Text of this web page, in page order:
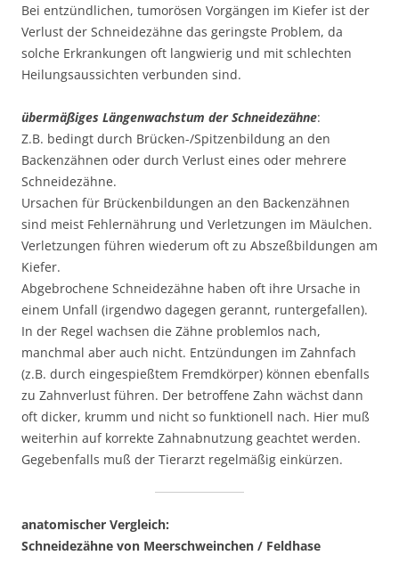
Bei entzündlichen, tumorösen Vorgängen im Kiefer ist der
Verlust der Schneidezähne das geringste Problem, da
solche Erkrankungen oft langwierig und mit schlechten
Heilungsaussichten verbunden sind.
übermäßiges Längenwachstum der Schneidezähne:
Z.B. bedingt durch Brücken-/Spitzenbildung an den
Backenzähnen oder durch Verlust eines oder mehrere
Schneidezähne.
Ursachen für Brückenbildungen an den Backenzähnen
sind meist Fehlernährung und Verletzungen im Mäulchen.
Verletzungen führen wiederum oft zu Abszeßbildungen am
Kiefer.
Abgebrochene Schneidezähne haben oft ihre Ursache in
einem Unfall (irgendwo dagegen gerannt, runtergefallen).
In der Regel wachsen die Zähne problemlos nach,
manchmal aber auch nicht. Entzündungen im Zahnfach
(z.B. durch eingespießtem Fremdkörper) können ebenfalls
zu Zahnverlust führen. Der betroffene Zahn wächst dann
oft dicker, krumm und nicht so funktionell nach. Hier muß
weiterhin auf korrekte Zahnabnutzung geachtet werden.
Gegebenfalls muß der Tierarzt regelmäßig einkürzen.
anatomischer Vergleich:
Schneidezähne von Meerschweinchen / Feldhase